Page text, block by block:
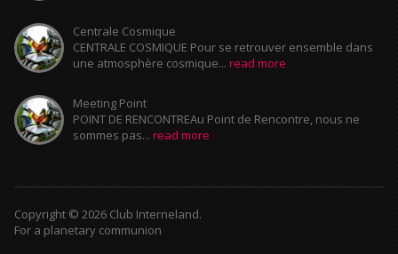
Centrale Cosmique
CENTRALE COSMIQUE Pour se retrouver ensemble dans
une atmosphère cosmique... read more
Meeting Point
POINT DE RENCONTREAu Point de Rencontre, nous ne
sommes pas... read more
Copyright © 2026 Club Interneland.
For a planetary communion